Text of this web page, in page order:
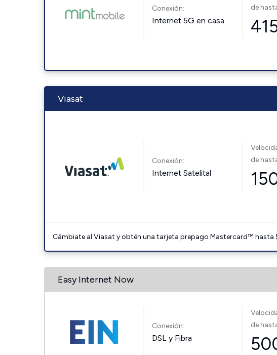
Conexión:
Internet 5G en casa
de
Viasat
Conexión:
Internet Satelital
de
Cámbiate al Viasat y obtén una tarjeta prepago Mastercard™ hasta
Easy Internet Now
Conexión:
DSL y Fibra
de